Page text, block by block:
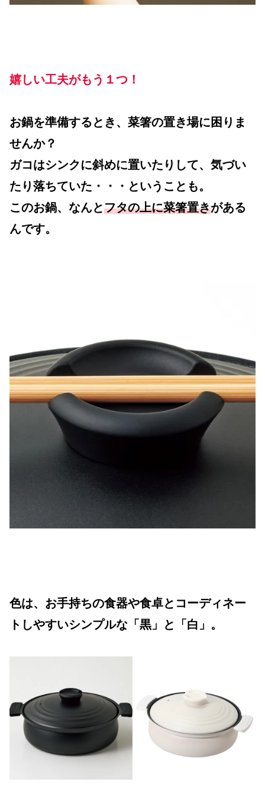
嬉しい工夫がもう１つ！
お鍋を準備するとき、菜箸の置き場に困りま
せんか？
ガコはシンクに斜めに置いたりして、気づい
たり落ちていた・・・ということも。
このお鍋、なんとフタの上に菜箸置きがある
んです。
色は、お手持ちの食器や食卓とコーディネー
トしやすいシンプルな「黒」と「白」。